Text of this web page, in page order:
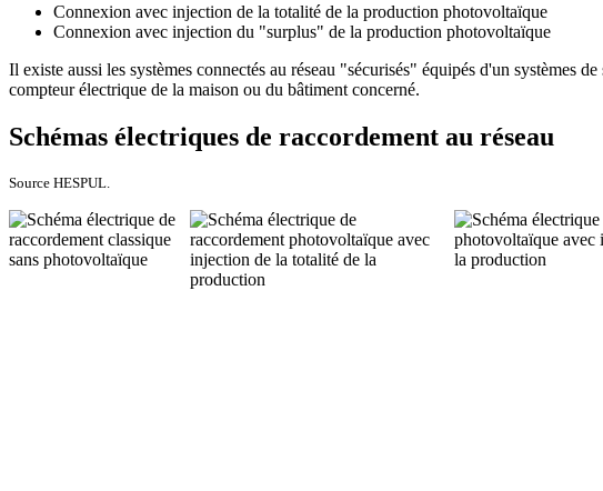
Connexion avec injection de la totalité de la production photovoltaïque
Connexion avec injection du "surplus" de la production photovoltaïque
Il existe aussi les systèmes connectés au réseau "sécurisés" équipés d'un systèmes
compteur électrique de la maison ou du bâtiment concerné.
Schémas électriques de raccordement au réseau
Source HESPUL.